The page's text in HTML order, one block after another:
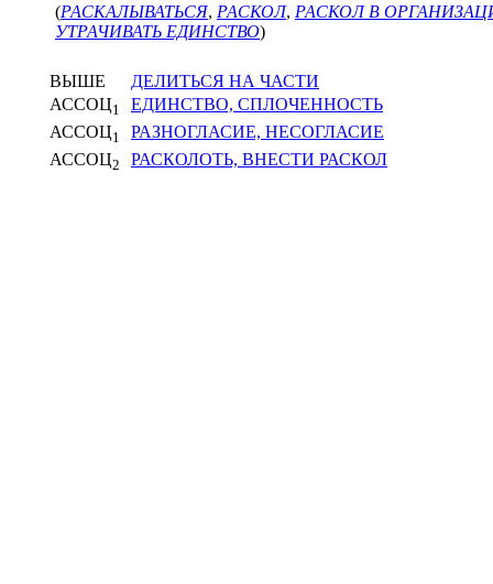
(РАСКАЛЫВАТЬСЯ, РАСКОЛ, РАСКОЛ В
УТРАЧИВАТЬ ЕДИНСТВО)
ВЫШЕ
ДЕЛИТЬСЯ НА ЧАСТИ
АССОЦ1
ЕДИНСТВО, СПЛОЧЕННОСТЬ
АССОЦ1
РАЗНОГЛАСИЕ, НЕСОГЛАСИЕ
АССОЦ2 РАСКОЛОТЬ, ВНЕСТИ РАСКОЛ